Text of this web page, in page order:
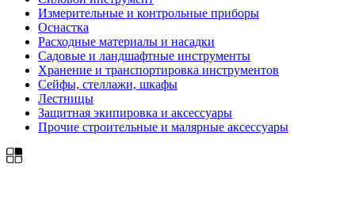
Измерительные и контрольные приборы
Оснастка
Расходные материалы и насадки
Садовые и ландшафтные инструменты
Хранение и транспортировка инструментов
Сейфы, стеллажи, шкафы
Лестницы
Защитная экипировка и аксессуары
Прочие строительные и малярные аксессуары